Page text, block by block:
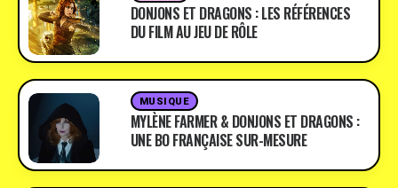
DONJONS ET DRAGONS : LES RÉFÉRENCES
DU FILM AU JEU DE RÔLE
MUSIQUE
MYLÈNE FARMER & DONJONS ET DRAGONS :
UNE BO FRANÇAISE SUR-MESURE